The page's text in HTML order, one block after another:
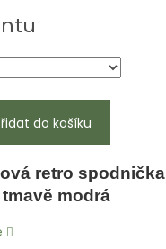
do košíku
retro
tmavě modrá